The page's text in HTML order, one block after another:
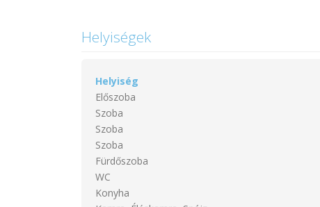
Helyiségek
Helyiség
Előszoba
Szoba
Szoba
Szoba
Fürdőszoba
WC
Konyha